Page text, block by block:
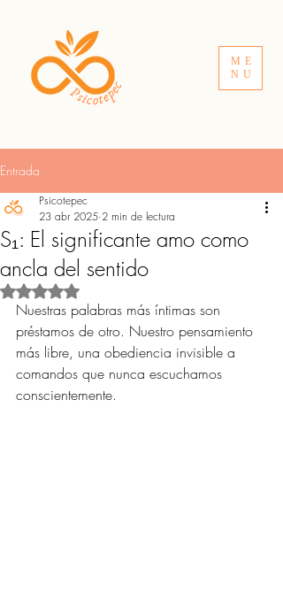
ME
NU
Entrada
S₁: El significante amo como
ancla del sentido
Psicotepec
23 abr 2025 2 min de lectura
Obtuvo NaN de 5 estrellas.
Nuestras palabras más íntimas son
préstamos de otro. Nuestro pensamiento
más libre, una obediencia invisible a
comandos que nunca escuchamos
conscientemente.